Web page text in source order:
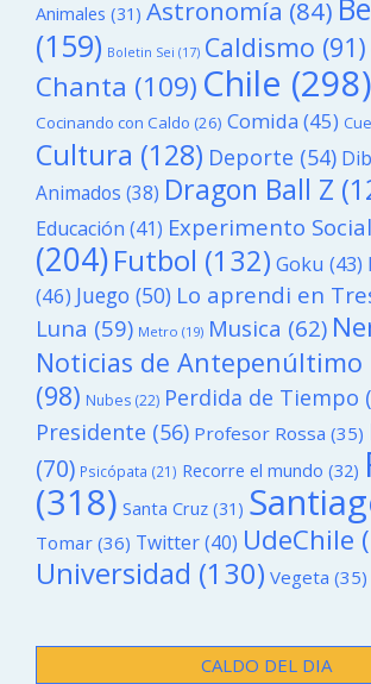
Animales (31) Astronomía (84)
(159) Boletin Sei (17) Caldismo (91)
Chanta (109) Chile (298)
Cocinando con Caldo (26) Comida (45)
Cultura (128) Deporte (54)
Animados (38) Dragon Ball Z
Educación (41) Experimento Social
(204)Futbol (132) Goku (43)
(46) Juego (50) Lo aprendi en
Luna (59) Metro (19) Musica (62)
Noticias de
(98) Nubes (22) Perdida de Tiempo
Presidente (56) Profesor Rossa (35)
(70) Psicópata (21) Recorre el mundo (32)
(318) Santa Cruz (31)
Tomar (36) Twitter(40) UdeChile
Universidad (130) Vegeta (35)
CALDO DEL DIA